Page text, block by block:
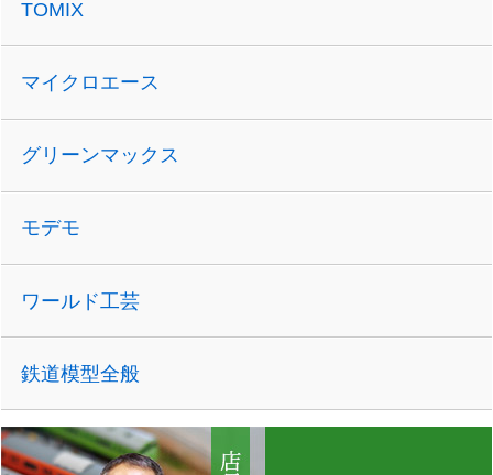
TOMIX
マイクロエース
グリーンマックス
モデモ
ワールド工芸
鉄道模型全般